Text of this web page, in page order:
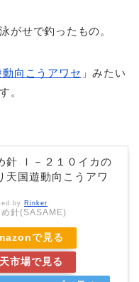
がせで釣ったもの。
向こうアワセ 」みたい
。
針 Ｉ－２１０イカの
天国遊動向こうアワ
by Rinker
め針(SASAME)
で見る
市場で見る